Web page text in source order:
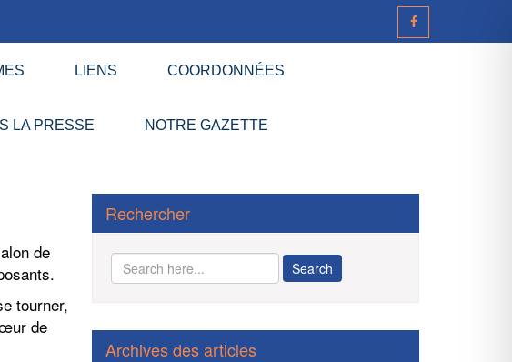
LIENS COORDONNÉES
LA PRESSE NOTRE GAZETTE
de
tourner,
de
Rechercher
Archives des articles